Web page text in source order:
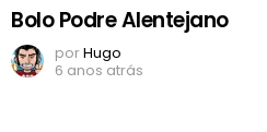
Bolo Podre Alentejano
porHugo
6 anos atrás